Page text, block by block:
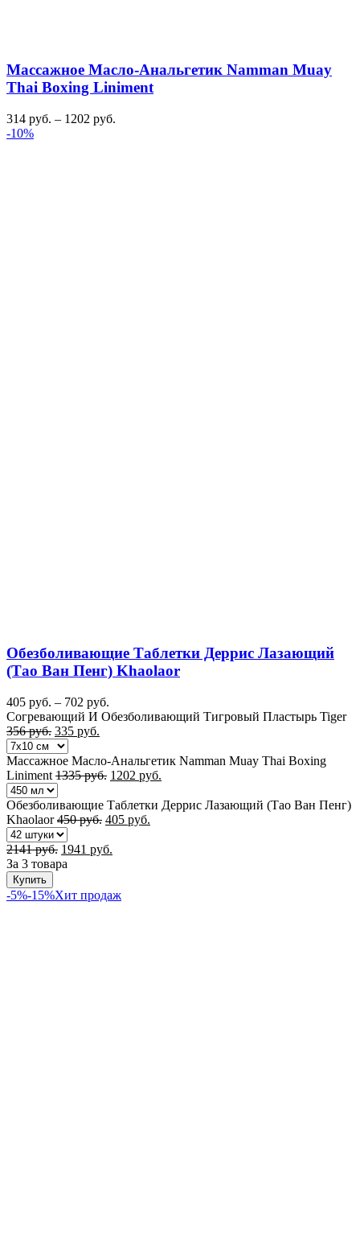
Массажное Масло-Анальгетик Namman Muay
Thai Boxing Liniment
314 руб. – 1202 руб.
-10%
Обезболивающие Таблетки Деррис Лазающий
(Тао Ван Пенг) Khaolaor
405 руб. – 702 руб.
Согревающий И Обезболивающий Тигровый Пластырь Tiger
356руб. 335 руб.
Массажное Масло-Анальгетик Namman Muay Thai Boxing
Liniment 1335руб. 1202 руб.
Обезболивающие Таблетки Деррис Лазающий (Тао Ван Пенг)
Khaolaor450руб. 405 руб.
2141руб. 1941 руб.
За 3 товара
Купить
-5%-15%Хит продаж